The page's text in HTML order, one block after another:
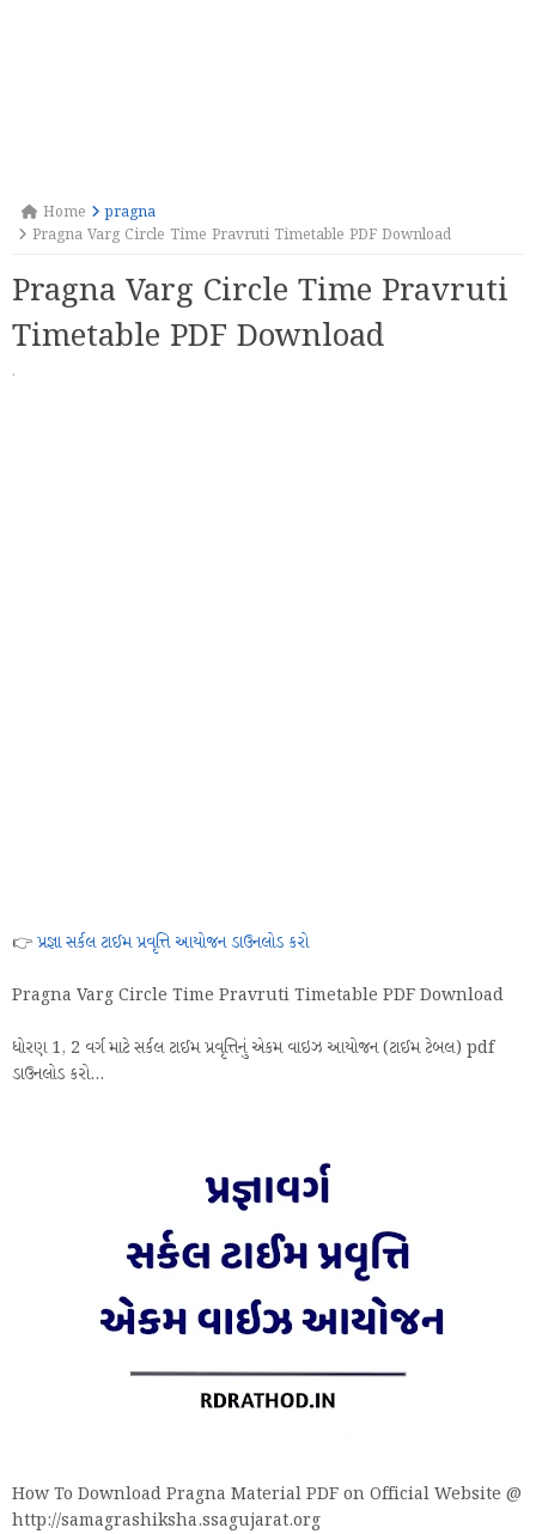
Home
pragna
Pragna Varg Circle Time Pravruti Timetable PDF Download
Pragna Varg Circle Time Pravruti
Timetable PDF Download
·
👉 પ્રજ્ઞા સર્કલ ટાઈમ પ્રવૃત્તિ આયોજન ડાઉનલોડ કરો
Pragna Varg Circle Time Pravruti Timetable PDF Download
ધોરણ 1, 2 વર્ગ માટે સર્કલ ટાઈમ પ્રવૃત્તિનું એકમ વાઇઝ આયોજન (ટાઈમ ટેબલ) pdf
ડાઉનલોડ કરો...
How To Download Pragna Material PDF on Official Website @
http://samagrashiksha.ssagujarat.org